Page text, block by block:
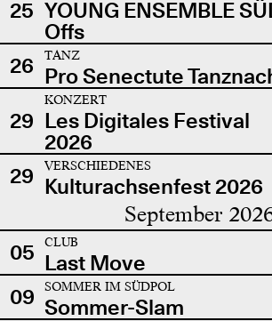
25 YOUNG ENSEMBLE
Offs
26
TANZ
Pro Senectute
29
KONZERT
Les Digitales Festival
2026
29 VERSCHIEDENES
Kulturachsenfest 2026
September
05 CLUB
Last Move
09
SOMMER IM SÜDPOL
Sommer-Slam